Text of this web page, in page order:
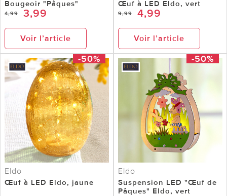
Bougeoir "Pâques"
4,99 3,99
Voir l’article
Œuf à LED Eldo, vert
9,99 4,99
Voir l’article
-50%
Eldo
Œuf à LED Eldo, jaune
-50%
Eldo
Suspension LED "Œuf de
Pâques" Eldo, vert